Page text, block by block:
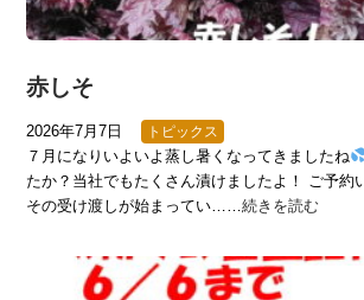
赤しそ
2026年7月7日 トピックス
７月になりいよいよ蒸し暑くなってきましたね
たか？当社でもたくさん漬けましたよ！ ご予約
その受け渡しが始まってい……続きを読む